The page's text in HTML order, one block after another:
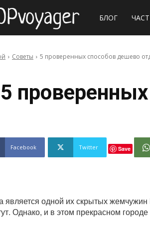
Сайт
БЛОГ
Советы 5 проверенных способов дешево
5
Facebook Twitter Save
является одной их скрытых
Однако, и в этом прекрасном